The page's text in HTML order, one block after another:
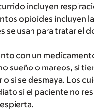
incluyen
opioides incluyen
se usan para tratar el
con un
sueño o mareos, si
o si se desmaya. Los
si el paciente no